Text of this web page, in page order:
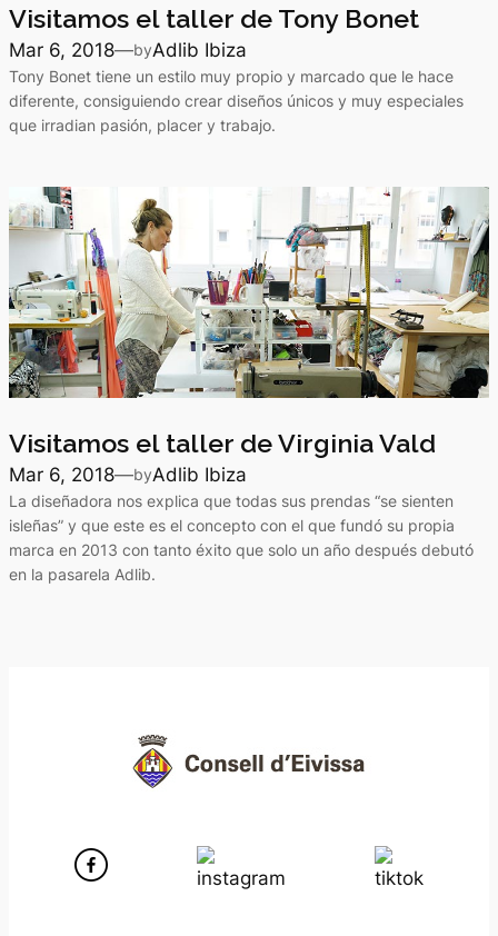
Visitamos el taller de Tony Bonet
Mar 6, 2018—byAdlib Ibiza
Tony Bonet tiene un estilo muy propio y marcado que le hace
diferente, consiguiendo crear diseños únicos y muy especiales
que irradian pasión, placer y trabajo.
Visitamos el taller de Virginia Vald
Mar 6, 2018—byAdlib Ibiza
La diseñadora nos explica que todas sus prendas “se sienten
isleñas” y que este es el concepto con el que fundó su propia
marca en 2013 con tanto éxito que solo un año después debutó
en la pasarela Adlib.